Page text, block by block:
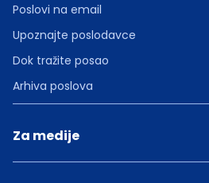
Poslovi na email
Upoznajte poslodavce
Dok tražite posao
Arhiva poslova
Za medije